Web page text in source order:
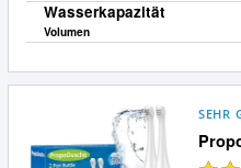
Wasserkapazität
Volumen
SEHR